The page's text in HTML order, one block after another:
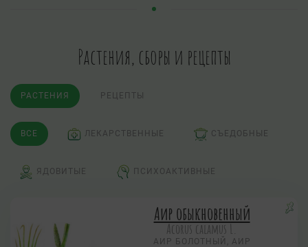
Растения, сборы и рецепты
РАСТЕНИЯ РЕЦЕПТЫ
ВСЕ ЛЕКАРСТВЕННЫЕ СЪЕДОБНЫЕ
ЯДОВИТЫЕ ПСИХОАКТИВНЫЕ
Аир обыкновенный
Acorus calamus L.
АИР БОЛОТНЫЙ, АИР